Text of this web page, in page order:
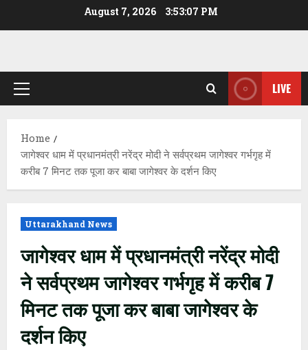
August 7, 2026 3:53:08 PM
Primary
LIVE
Home
जागेश्वर धाम में प्रधानमंत्री नरेंद्र मोदी ने सर्वप्रथम जागेश्वर गर्भगृह में
करीब 7 मिनट तक पूजा कर बाबा जागेश्वर के दर्शन किए
Uttarakhand News
जागेश्वर धाम में प्रधानमंत्री नरेंद्र मोदी
ने सर्वप्रथम जागेश्वर गर्भगृह में करीब 7
मिनट तक पूजा कर बाबा जागेश्वर के
दर्शन किए